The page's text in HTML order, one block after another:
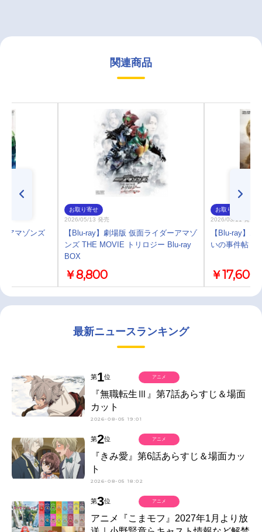
関連商品
アマゾンズ
お取り寄せ
2026/05/13 発売
【Blu-ray】劇場版 仮面ライダーアマゾ
ンズ THE MOVIE トリロジー Blu-ray
BOX
￥8,800
お取り寄せ
2026/03/11 発売
【Blu-ray】
いの事件帖 終
￥17,600
最新ニュースランキング
第1位
『無職転生Ⅲ』第7話あらすじ＆場面
カット
2026-08-05 19:01
アニメ
第2位
『きみ愛』第6話あらすじ＆場面カッ
ト
2026-08-05 18:02
アニメ
第3位
アニメ『こまモフ』2027年1月より放
アニメ